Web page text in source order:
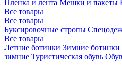
Пленка и лента Мешки и пакеты
Все товары
Все товары
Буксировочные стропы
Все товары
Летние ботинки Зимние ботинки
зимние Туристическая обувь